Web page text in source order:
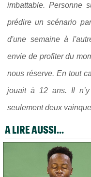
imbattable. Personne
prédire un scénario
d'une semaine à
envie de profiter du
nous réserve. En tout
jouait à 12 ans. Il
seulement deux
A LIRE AUSSI...